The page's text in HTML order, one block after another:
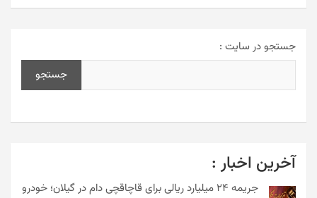
جستجو در سایت :
جستجو
آخرین اخبار :
جریمه ۲۴ میلیارد ریالی برای قاچاقچی دام در گیلان؛ خودرو